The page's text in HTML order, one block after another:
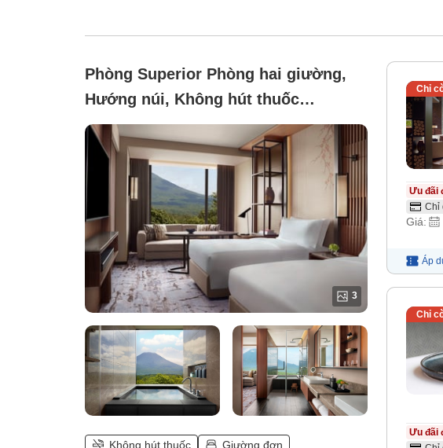
Phòng Superior Phòng hai giường,
Hướng núi, Không hút thuốc
(Reserve Twin)
3
Không hút thuốc
Giường đơn
Chỉ
Ưu đãi
Chỉ
Giá:
Áp
Chỉ
Ưu đãi